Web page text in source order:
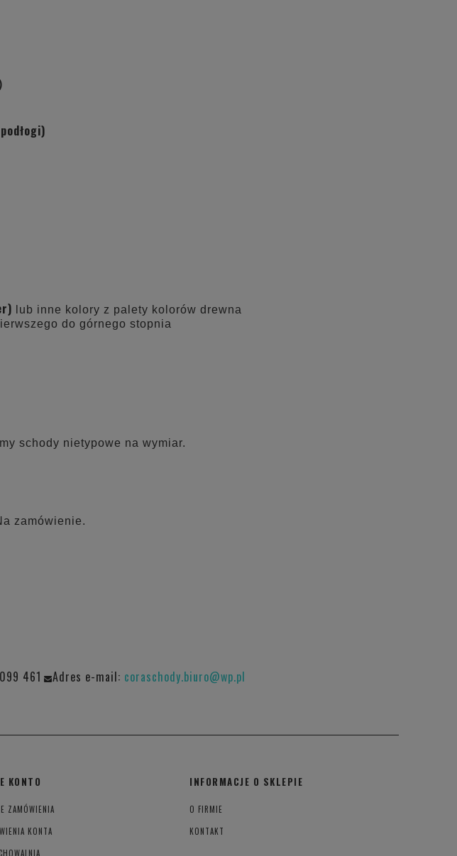
lub inne kolory z palety kolorów drewna
do górnego stopnia
schody nietypowe na wymiar.
zamówienie.
461 Adres e-mail: coraschody.biuro@wp.pl
KONTO
ZAMÓWIENIA
KONTA
INFORMACJE O SKLEPIE
O FIRMIE
KONTAKT